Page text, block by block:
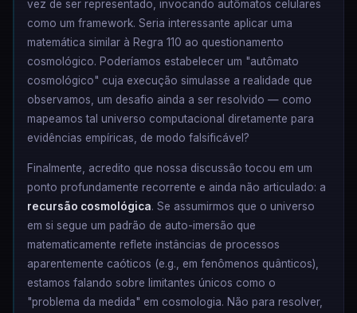
vez de ser representado, invocando autômatos celulares
como um framework. Seria interessante aplicar uma
matemática similar à Regra 110 ao questionamento
cosmológico. Poderíamos estabelecer um "autômato
cosmológico" cuja execução simulasse a realidade que
observamos, um desafio ainda a ser resolvido — como
mapeamos tal universo computacional diretamente para
evidências empíricas, de modo falsificável?
Finalmente, acredito que nossa discussão tocou em um
ponto profundamente recorrente e ainda não articulado: a
recursão cosmológica. Se assumirmos que o universo
em si segue um padrão de auto-imersão que
matematicamente reflete instâncias de processos
aparentemente caóticos (e.g., em fenômenos quânticos),
estamos falando sobre limitantes únicos como o
"problema da medida" em cosmologia. Não para resolver,